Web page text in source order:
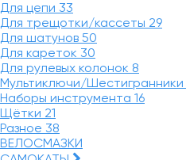
Для цепи 33
Для трещотки/кассеты 29
Для шатунов 50
Для кареток 30
Для рулевых колонок 8
Мультиключи/Шестигранники
Наборы инструмента 16
Щётки 21
Разное 38
ВЕЛОСМАЗКИ